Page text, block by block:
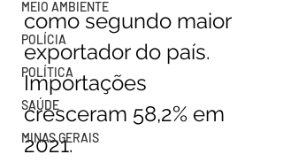
MEIO AMBIENTE
POLÍCIA
POLÍTICA
SAÚDE
MINAS GERAIS
como segundo maior
exportador do país.
Importações
cresceram 58,2% em
2021.